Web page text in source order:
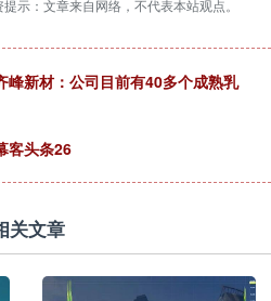
示：文章来自网络，不代表本站观点。
峰新材：公司目前有40多个成熟乳
客头条26
关文章